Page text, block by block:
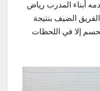
أبناء المدرب رياض
الضيف بنتيجة
تحسم إلا في اللحظات